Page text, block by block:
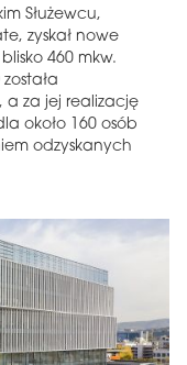
Służewcu,
zyskał nowe
460 mkw.
a za jej realizację
około 160 osób
odzyskanych